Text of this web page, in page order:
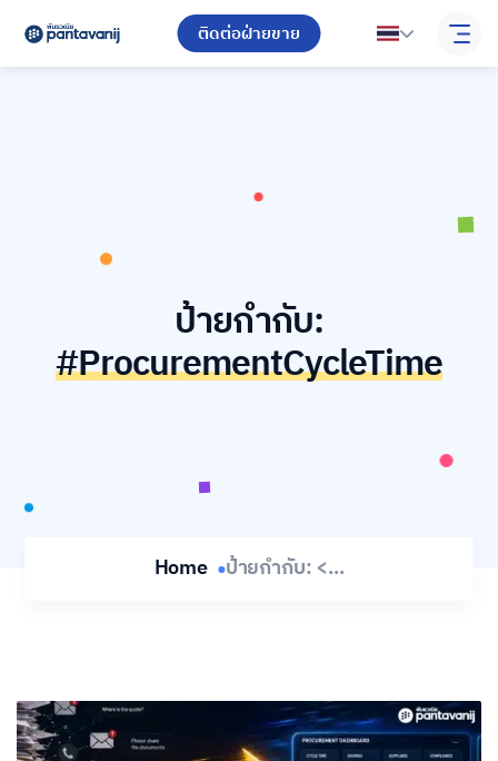
ป้ายกำกับ:
#ProcurementCycleTime
Home ป้ายกำกับ: <...
ติดต่อฝ่ายขาย